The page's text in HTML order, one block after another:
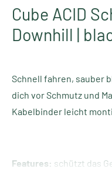
Cube ACID
Downhill |
Schnell fahren, sauber
dich vor Schmutz und
Kabelbinder leicht
Features: schützt das